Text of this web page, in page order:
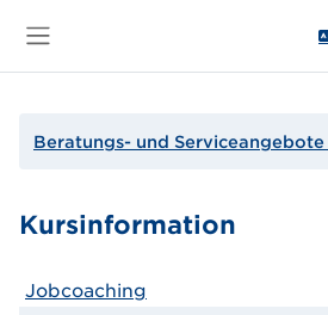
Kursinformation
Jobcoaching